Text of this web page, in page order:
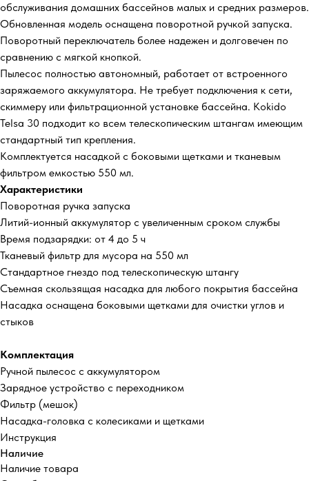
обслуживания домашних бассейнов малых и средних размеров.
Обновленная модель оснащена поворотной ручкой запуска.
Поворотный переключатель более надежен и долговечен по
сравнению с мягкой кнопкой.
Пылесос полностью автономный, работает от встроенного
заряжаемого аккумулятора. Не требует подключения к сети,
скиммеру или фильтрационной установке бассейна. Kokido
Telsa 30 подходит ко всем телескопическим штангам имеющим
стандартный тип крепления.
Комплектуется насадкой с боковыми щетками и тканевым
фильтром емкостью 550 мл.
Характеристики
Поворотная ручка запуска
Литий-ионный аккумулятор с увеличенным сроком службы
Время подзарядки: от 4 до 5 ч
Тканевый фильтр для мусора на 550 мл
Стандартное гнездо под телескопическую штангу
Съемная скользящая насадка для любого покрытия бассейна
Насадка оснащена боковыми щетками для очистки углов и
стыков
Комплектация
Ручной пылесос с аккумулятором
Зарядное устройство с переходником
Фильтр (мешок)
Насадка-головка с колесиками и щетками
Инструкция
Наличие
Наличие товара